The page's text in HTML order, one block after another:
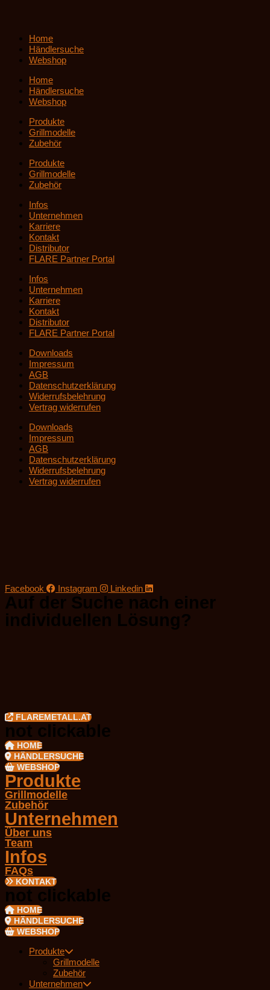
Home
Händlersuche
Webshop
Home
Händlersuche
Webshop
Produkte
Grillmodelle
Zubehör
Produkte
Grillmodelle
Zubehör
Infos
Unternehmen
Karriere
Kontakt
Distributor
FLARE Partner Portal
Infos
Unternehmen
Karriere
Kontakt
Distributor
FLARE Partner Portal
Downloads
Impressum
AGB
Datenschutzerklärung
Widerrufsbelehrung
Vertrag widerrufen
Downloads
Impressum
AGB
Datenschutzerklärung
Widerrufsbelehrung
Vertrag widerrufen
Facebook Instagram Linkedin
Auf der Suche nach einer
individuellen Lösung?
FLAREMETALL.AT
not clickable
HOME
HÄNDLERSUCHE
WEBSHOP
Produkte
Grillmodelle
Zubehör
Unternehmen
Über uns
Team
Infos
FAQs
KONTAKT
not clickable
HOME
HÄNDLERSUCHE
WEBSHOP
Produkte
Grillmodelle
Zubehör
Unternehmen